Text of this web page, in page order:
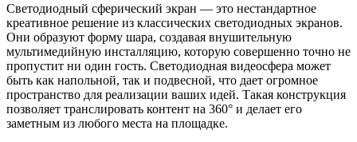
Светодиодный сферический экран — это нестандартное
креативное решение из классических светодиодных экранов.
Они образуют форму шара, создавая внушительную
мультимедийную инсталляцию, которую совершенно точно не
пропустит ни один гость. Светодиодная видеосфера может
быть как напольной, так и подвесной, что дает огромное
пространство для реализации ваших идей. Такая конструкция
позволяет транслировать контент на 360° и делает его
заметным из любого места на площадке.